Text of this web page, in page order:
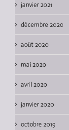
janvier 2021
décembre 2020
août 2020
mai 2020
avril 2020
janvier 2020
octobre 2019